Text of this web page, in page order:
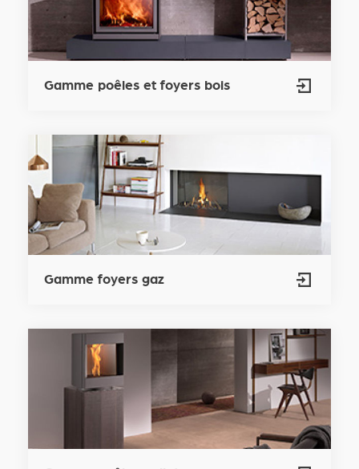
Gamme poêles et foyers bois
Gamme foyers gaz